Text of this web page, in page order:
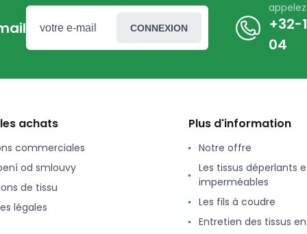
CONNEXION
+32-
04
achats
commerciales
od smlouvy
de tissu
légales
Plus d'information
Notre offre
Les tissus déperlants
imperméables
Les fils à coudre
Entretien des tissus